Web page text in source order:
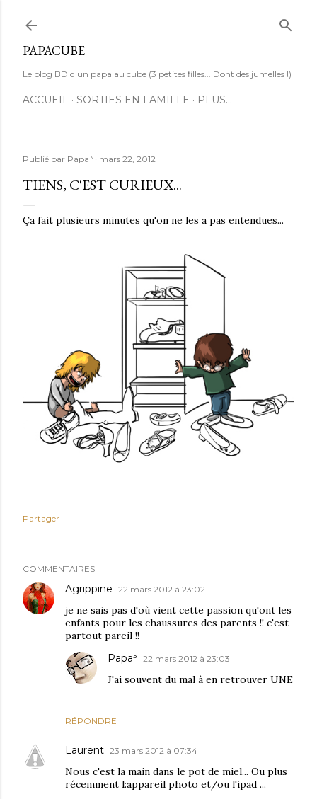
PAPACUBE
Le blog BD d'un papa au cube (3 petites filles... Dont des jumelles !)
ACCUEIL SORTIES EN FAMILLE PLUS…
Publié par Papa³ mars 22, 2012
TIENS, C'EST CURIEUX...
Ça fait plusieurs minutes qu'on ne les a pas entendues...
Partager
COMMENTAIRES
Agrippine 22 mars 2012 à 23:02
je ne sais pas d'où vient cette passion qu'ont les
enfants pour les chaussures des parents !! c'est
partout pareil !!
RÉPONDRE
Papa³ 22 mars 2012 à 23:03
J'ai souvent du mal à en retrouver UNE
Laurent 23 mars 2012 à 07:34
Nous c'est la main dans le pot de miel... Ou plus
récemment l:appareil photo et/ou l'ipad ...